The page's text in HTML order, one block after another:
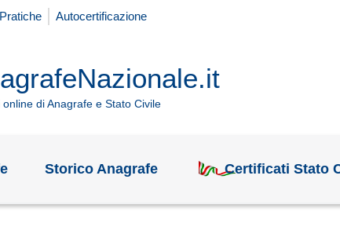
Autocertificazione
online di Anagrafe e Stato Civile
Storico Anagrafe Certificati Stato